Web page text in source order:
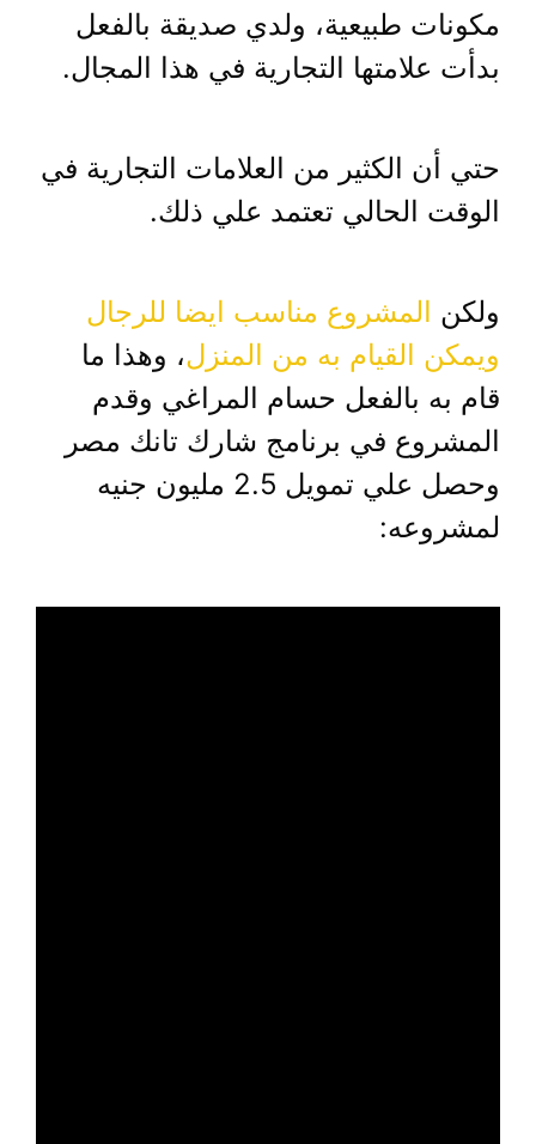
مكونات طبيعية، ولدي صديقة بالفعل
بدأت علامتها التجارية في هذا المجال.
حتي أن الكثير من العلامات التجارية في
الوقت الحالي تعتمد علي ذلك.
ولكن المشروع مناسب ايضا للرجال
ويمكن القيام به من المنزل، وهذا ما
قام به بالفعل حسام المراغي وقدم
المشروع في برنامج شارك تانك مصر
وحصل علي تمويل 2.5 مليون جنيه
لمشروعه: